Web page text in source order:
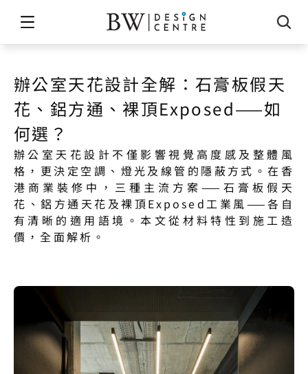
辦公室天花設計全解：石膏板假天
花、鋁方通、裸頂Exposed——如
何選？
辦公室天花設計不僅影響視覺高度感及整體風
格，更決定空調、燈光及線管的隱蔽方式。在香
港商業裝修中，三種主流方案——石膏板假天
花、鋁方通天花及裸頂Exposed工業風——各自
有清晰的適用語境。本文從材料特性到施工造
價，全面解析。